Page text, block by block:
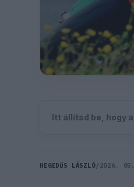
Itt állítsd be, hogy
HEGEDŰS LÁSZLÓ/ 2026.